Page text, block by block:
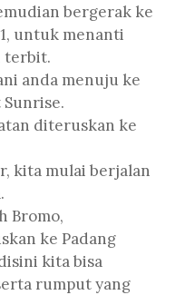
bergerak ke
untuk menanti
terbit.
anda menuju ke
diteruskan ke
kita mulai berjalan
Bromo,
ke Padang
kita bisa
rumput yang